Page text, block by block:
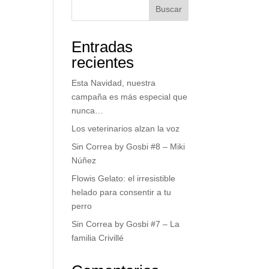
Buscar
Entradas
recientes
Esta Navidad, nuestra
campaña es más especial que
nunca…
Los veterinarios alzan la voz
Sin Correa by Gosbi #8 – Miki
Núñez
Flowis Gelato: el irresistible
helado para consentir a tu
perro
Sin Correa by Gosbi #7 – La
familia Crivillé